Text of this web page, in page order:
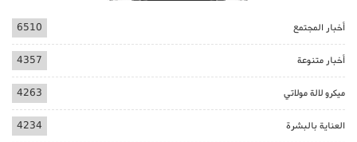
أخبار المجتمع 6510
أخبار متنوعة 4357
ميكرو لالة مولاتي 4263
العناية بالبشرة 4234